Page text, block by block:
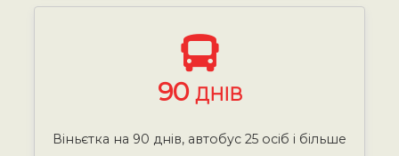
90 ДНІВ
Віньєтка на 90 днів, автобус 25 осіб і більше